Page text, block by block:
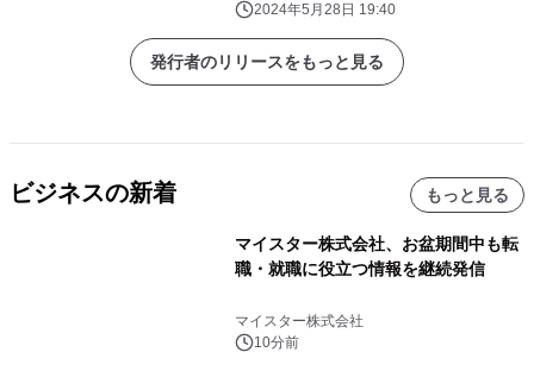
2024年5月28日 19:40
発行者のリリースをもっと見る
ビジネスの新着 もっと見る
マイスター株式会社、お盆期間中も転
職・就職に役立つ情報を継続発信
マイスター株式会社
10分前